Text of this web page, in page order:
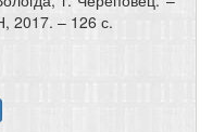
2017. – 126 с.